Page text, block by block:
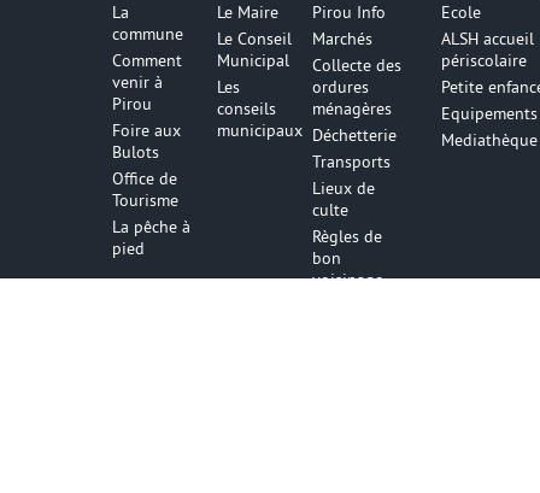
La
commune
Comment
venir à
Pirou
Foire aux
Bulots
Office de
Tourisme
La pêche à
pied
Le Maire
Le Conseil
Municipal
Les
conseils
municipaux
Pirou Info
Marchés
Collecte des
ordures
ménagères
Déchetterie
Transports
Lieux de
culte
Règles de
bon
voisinage
Ecole
ALSH accueil
périscolaire
Petite
Mediathèque